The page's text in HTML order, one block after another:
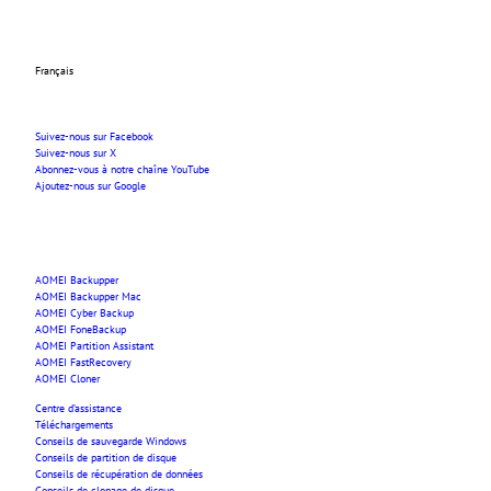
Français
Suivez-nous sur Facebook
Suivez-nous sur X
Abonnez-vous à notre chaîne YouTube
Ajoutez-nous sur Google
AOMEI Backupper
AOMEI Backupper Mac
AOMEI Cyber Backup
AOMEI FoneBackup
AOMEI Partition Assistant
AOMEI FastRecovery
AOMEI Cloner
Centre d’assistance
Téléchargements
Conseils de sauvegarde Windows
Conseils de partition de disque
Conseils de récupération de données